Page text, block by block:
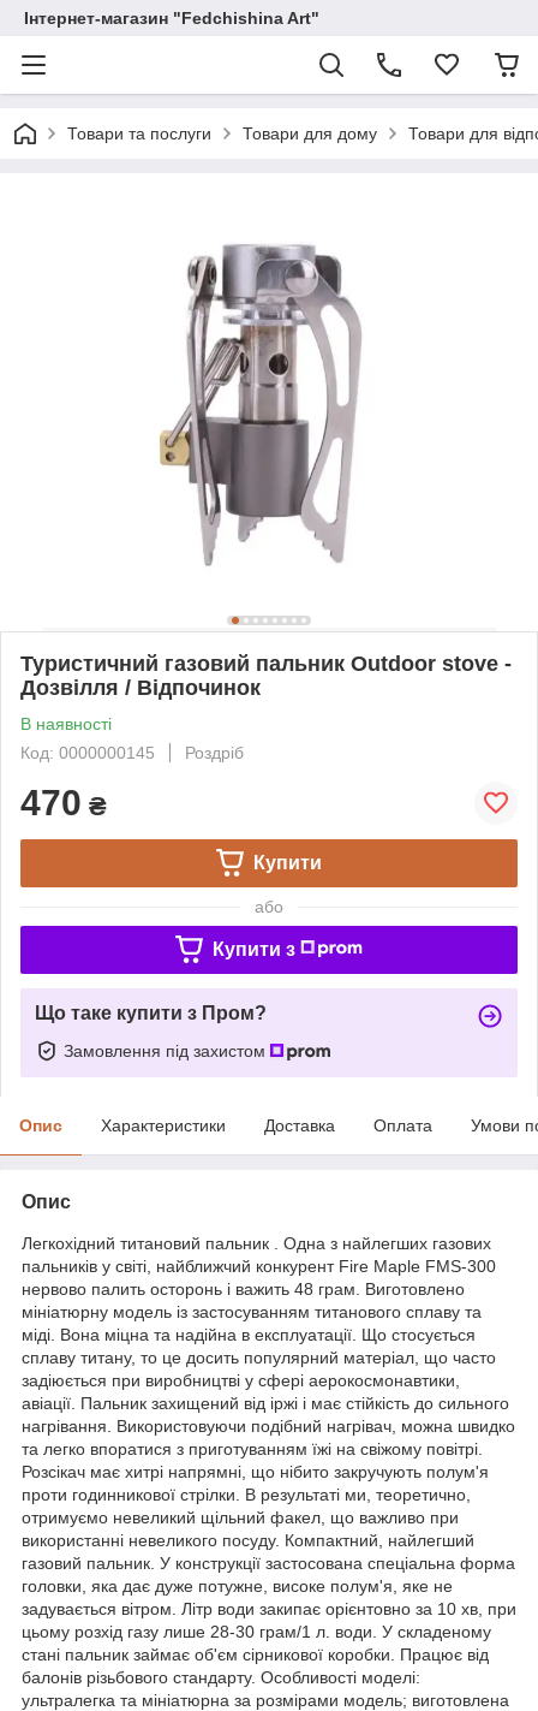
Інтернет-магазин "Fedchishina Art"
Товари та послуги Товари для дому Товари для
Туристичний газовий пальник Outdoor stove -
Дозвілля / Відпочинок
В наявності
Код: 0000000145
Роздріб
470 ₴
Купити
або
Купити з
Що таке купити з Пром?
Замовлення під захистом
Опис Характеристики Доставка Оплата Умови
Опис
Легкохідний титановий пальник . Одна з найлегших газових
пальників у світі, найближчий конкурент Fire Maple FMS-300
нервово палить осторонь і важить 48 грам. Виготовлено
мініатюрну модель із застосуванням титанового сплаву та
міді. Вона міцна та надійна в експлуатації. Що стосується
сплаву титану, то це досить популярний матеріал, що часто
задіюється при виробництві у сфері аерокосмонавтики,
авіації. Пальник захищений від іржі і має стійкість до сильного
нагрівання. Використовуючи подібний нагрівач, можна швидко
та легко впоратися з приготуванням їжі на свіжому повітрі.
Розсікач має хитрі напрямні, що нібито закручують полум'я
проти годинникової стрілки. В результаті ми, теоретично,
отримуємо невеликий щільний факел, що важливо при
використанні невеликого посуду. Компактний, найлегший
газовий пальник. У конструкції застосована спеціальна форма
головки, яка дає дуже потужне, високе полум'я, яке не
задувається вітром. Літр води закипає орієнтовно за 10 хв, при
цьому розхід газу лише 28-30 грам/1 л. води. У складеному
стані пальник займає об'єм сірникової коробки. Працює від
балонів різьбового стандарту. Особливості моделі:
ультралегка та мініатюрна за розмірами модель; виготовлена ​​